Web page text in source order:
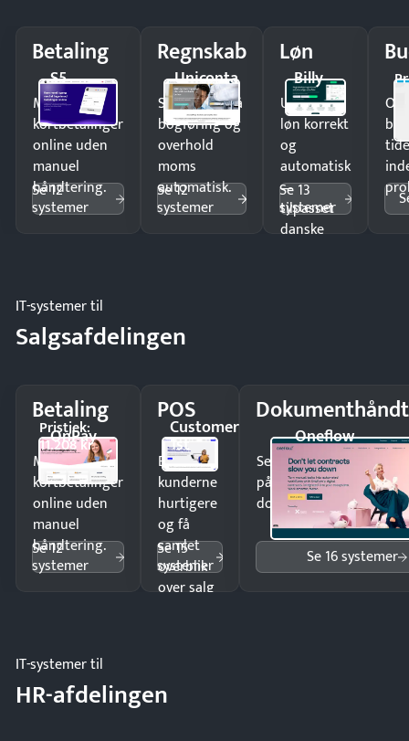
Betaling
S5
Modtag
kortbetalinger
online uden
manuel
håndtering.
Se 12
systemer
Regnskab
Uniconta
Spar timer på
bogføring og
overhold
moms
automatisk.
Se 12
systemer
Løn
Billy
Udbetal
løn korrekt
og
automatisk
—
tilpasset
danske
Se 13
systemer
IT-systemer til
Salgsafdelingen
Betaling
OnPay
Pristjek:
11.208 kr
Modtag
kortbetalinger
online uden
manuel
håndtering.
Se 12
systemer
POS
Customer
1st
Ekspedér
kunderne
hurtigere
og få
samlet
overblik
over salg
Se 15
systemer
Oneflow
Send kontrakter til
på minutter og mist
dokumenter.
Se 16 systemer
IT-systemer til
HR-afdelingen